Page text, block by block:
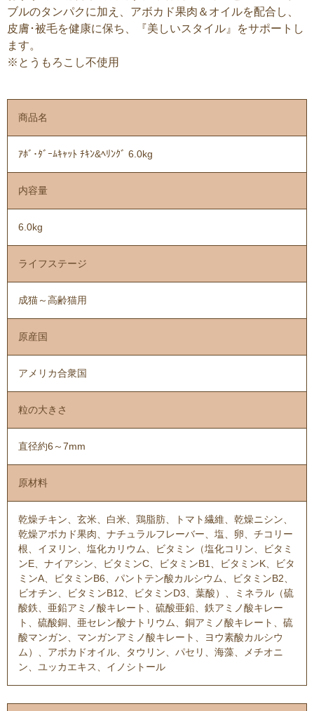
ブルのタンパクに加え、アボカド果肉＆オイルを配合し、
皮膚･被毛を健康に保ち、『美しいスタイル』をサポートし
ます。
※とうもろこし不使用
商品名
ｱﾎﾞ･ﾀﾞｰﾑｷｬｯﾄ ﾁｷﾝ&ﾍﾘﾝｸﾞ 6.0kg
内容量
6.0kg
ライフステージ
成猫～高齢猫用
原産国
アメリカ合衆国
粒の大きさ
直径約6～7mm
原材料
乾燥チキン、玄米、白米、鶏脂肪、トマト繊維、乾燥ニシン、
乾燥アボカド果肉、ナチュラルフレーバー、塩、卵、チコリー
根、イヌリン、塩化カリウム、ビタミン（塩化コリン、ビタミ
ンE、ナイアシン、ビタミンC、ビタミンB1、ビタミンK、ビタ
ミンA、ビタミンB6、パントテン酸カルシウム、ビタミンB2、
ビオチン、ビタミンB12、ビタミンD3、葉酸）、ミネラル（硫
酸鉄、亜鉛アミノ酸キレート、硫酸亜鉛、鉄アミノ酸キレー
ト、硫酸銅、亜セレン酸ナトリウム、銅アミノ酸キレート、硫
酸マンガン、マンガンアミノ酸キレート、ヨウ素酸カルシウ
ム）、アボカドオイル、タウリン、パセリ、海藻、メチオニ
ン、ユッカエキス、イノシトール